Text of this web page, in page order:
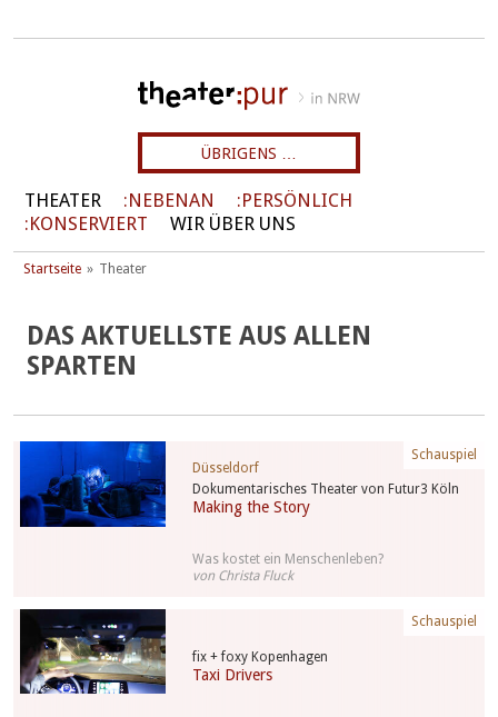
ÜBRIGENS …
THEATER NEBENAN
PERSÖNLICH
KONSERVIERT
WIR ÜBER UNS
Startseite Theater
DAS AKTUELLSTE AUS ALLEN
SPARTEN
Schauspiel
Dokumentarisches Theater von Futur3 Köln
Making the Story
Düsseldorf
Was kostet ein Menschenleben?
von Christa Fluck
Schauspiel
fix + foxy Kopenhagen
Taxi Drivers